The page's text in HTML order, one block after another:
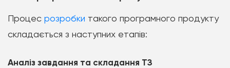
Процес розробки такого програмного продукту
складається з наступних етапів:
Аналіз завдання та складання ТЗ